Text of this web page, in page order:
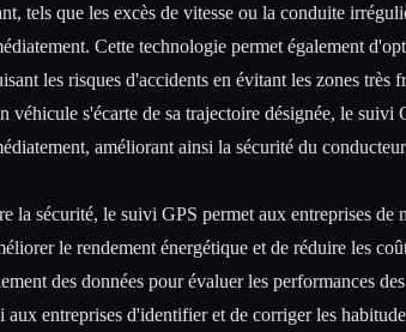
tels que les excès de vitesse ou la conduite
Cette technologie permet également
les risques d'accidents en évitant les zones très
véhicule s'écarte de sa trajectoire désignée, le suivi
améliorant ainsi la sécurité du
la sécurité, le suivi GPS permet aux entreprises de
le rendement énergétique et de réduire les
des données pour évaluer les performances
aux entreprises d'identifier et de corriger les